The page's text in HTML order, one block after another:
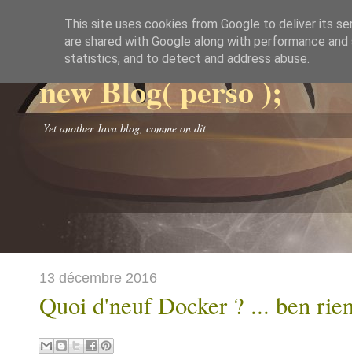
new Blog( perso );
Yet another Java blog, comme on dit
13 décembre 2016
Quoi d'neuf Docker ? ... ben
This site uses cookies from Google to deliver its
are shared with Google along with performance
statistics, and to detect and address abuse.